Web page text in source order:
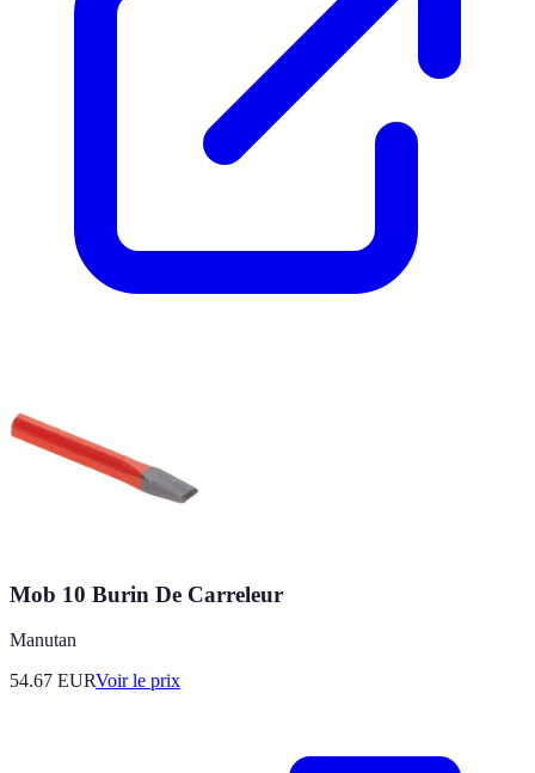
Mob 10 Burin De Carreleur
Manutan
54.67 EURVoir le prix